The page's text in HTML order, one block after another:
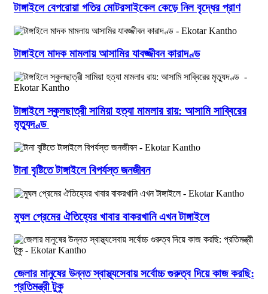
টাঙ্গাইলে বেপরোয়া গতির মোটরসাইকেল কেড়ে নিল বৃদ্ধের প্রাণ
টাঙ্গাইলে মাদক মামলায় আসামির যাবজ্জীবন কারাদণ্ড
টাঙ্গাইলে স্কুলছাত্রী সামিয়া হত্যা মামলার রায়: আসামি সাব্বিরের
মৃত্যুদণ্ড
টানা বৃষ্টিতে টাঙ্গাইলে বিপর্যস্ত জনজীবন
মুঘল প্রেমের ঐতিহ্যের খাবার বাকরখানি এখন টাঙ্গাইলে
জেলার মানুষের উন্নত স্বাস্থ্যসেবায় সর্বোচ্চ গুরুত্ব দিয়ে কাজ করছি:
প্রতিমন্ত্রী টুকু